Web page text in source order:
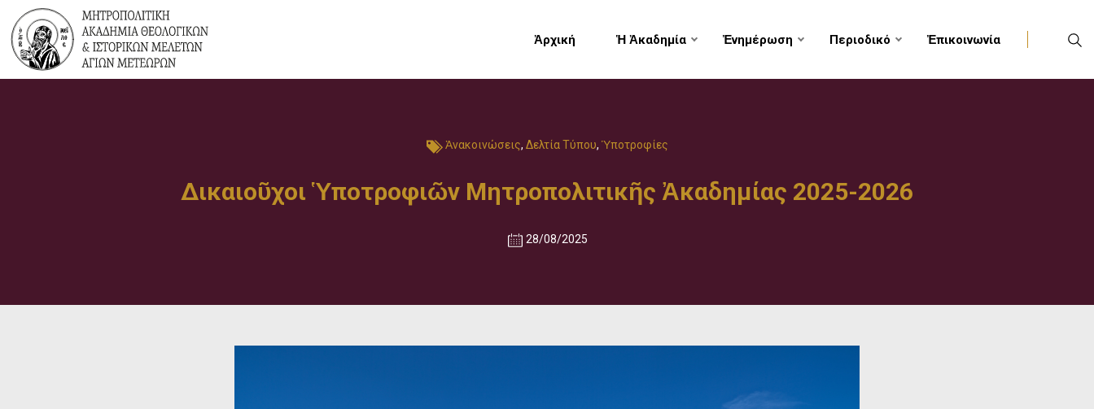
Ἀρχική Ἡ Ἀκαδημία Ἐνημέρωση Περιοδικό Ἐπικοινωνία
Ἀνακοινώσεις, Δελτία Τύπου, Ὑποτροφίες
Δικαιοῦχοι Ὑποτροφιῶν Μητροπολιτικῆς Ἀκαδημίας 2025-2026
28/08/2025